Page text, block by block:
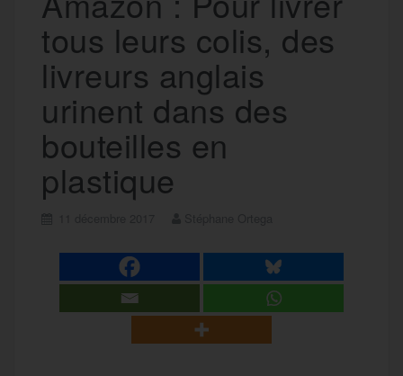
tous leurs colis, des
livreurs anglais
urinent dans des
bouteilles en
plastique